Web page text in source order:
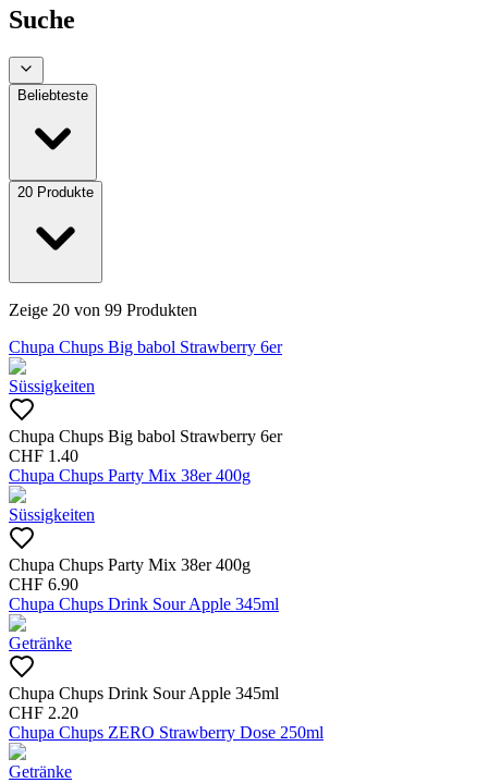
Suche
Beliebteste
20 Produkte
Zeige 20 von 99 Produkten
Chupa Chups Big babol Strawberry 6er
Süssigkeiten
Chupa Chups Big babol Strawberry 6er
CHF 1.40
Chupa Chups Party Mix 38er 400g
Süssigkeiten
Chupa Chups Party Mix 38er 400g
CHF 6.90
Chupa Chups Drink Sour Apple 345ml
Getränke
Chupa Chups Drink Sour Apple 345ml
CHF 2.20
Chupa Chups ZERO Strawberry Dose 250ml
Getränke